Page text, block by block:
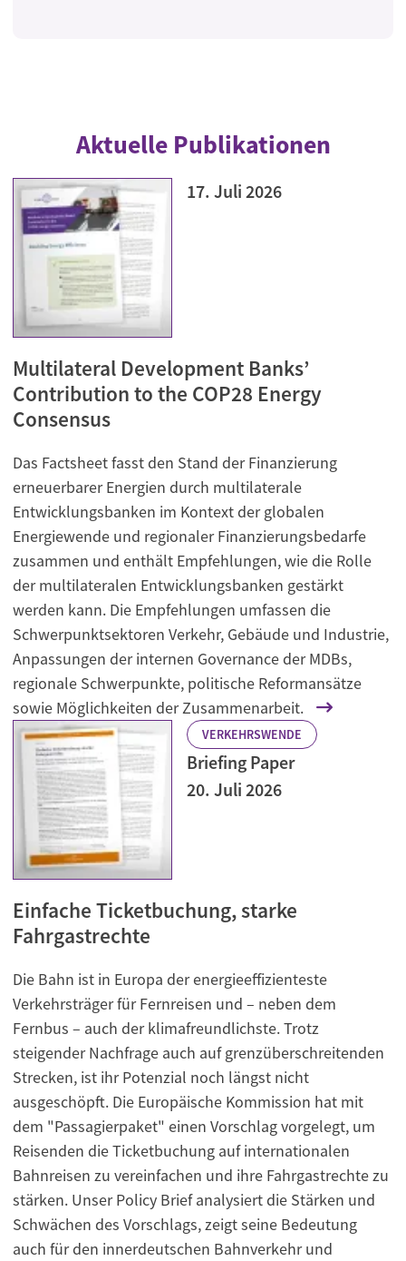
Aktuelle Publikationen
17. Juli 2026
Multilateral Development Banks’
Contribution to the COP28 Energy
Consensus
Das Factsheet fasst den Stand der Finanzierung
erneuerbarer Energien durch multilaterale
Entwicklungsbanken im Kontext der globalen
Energiewende und regionaler Finanzierungsbedarfe
zusammen und enthält Empfehlungen, wie die Rolle
der multilateralen Entwicklungsbanken gestärkt
werden kann. Die Empfehlungen umfassen die
Schwerpunktsektoren Verkehr, Gebäude und Industrie,
Anpassungen der internen Governance der MDBs,
regionale Schwerpunkte, politische Reformansätze
sowie Möglichkeiten der Zusammenarbeit.
VERKEHRSWENDE
Briefing Paper
20. Juli 2026
Einfache Ticketbuchung, starke
Fahrgastrechte
Die Bahn ist in Europa der energieeffizienteste
Verkehrsträger für Fernreisen und – neben dem
Fernbus – auch der klimafreundlichste. Trotz
steigender Nachfrage auch auf grenzüberschreitenden
Strecken, ist ihr Potenzial noch längst nicht
ausgeschöpft. Die Europäische Kommission hat mit
dem "Passagierpaket" einen Vorschlag vorgelegt, um
Reisenden die Ticketbuchung auf internationalen
Bahnreisen zu vereinfachen und ihre Fahrgastrechte zu
stärken. Unser Policy Brief analysiert die Stärken und
Schwächen des Vorschlags, zeigt seine Bedeutung
auch für den innerdeutschen Bahnverkehr und